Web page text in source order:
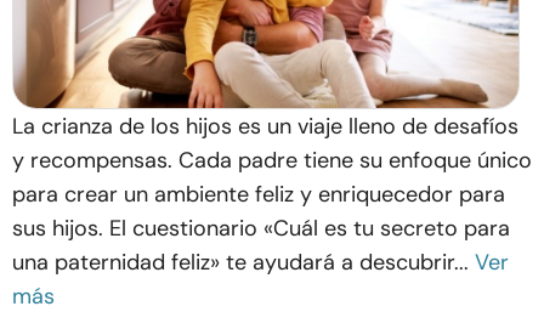
La crianza de los hijos es un viaje lleno de desafíos
y recompensas. Cada padre tiene su enfoque único
para crear un ambiente feliz y enriquecedor para
sus hijos. El cuestionario «Cuál es tu secreto para
una paternidad feliz» te ayudará a descubrir... Ver
más